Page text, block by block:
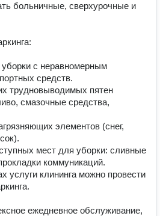
больничные, сверхурочные и
с неравномерным
средств.
трудновыводимых пятен
смазочные средства,
элементов (снег,
мест для уборки: сливные
коммуникаций.
услуги клининга можно провести
ежедневное обслуживание,